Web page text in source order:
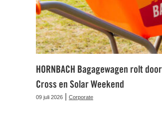
HORNBACH Bagagewagen rolt
Cross en Solar Weekend
09 juli 2026 Corporate